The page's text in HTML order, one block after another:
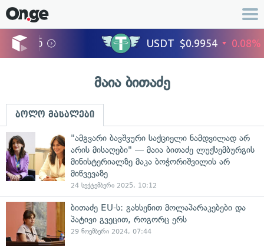
მაია ბითაძე
ბოლო მასალები
"ამგვარი ბავშვური საქციელი ნამდვილად არ
არის მისაღები" — მაია ბითაძე ლუქსემბურგის
მინისტერიალზე მაკა ბოჭორიშვილის არ
მიწვევაზე
24 სექტემბერი 2025, 10:12
ბითაძე EU-ს: გახსენით მოლაპარაკებები და
პატივი გვეცით, როგორც ერს
29 ნოემბერი 2024, 07:44